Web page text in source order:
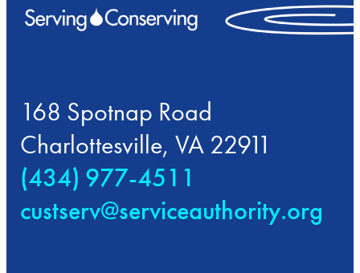
168 Spotnap Road
Charlottesville, VA 22911
(434) 977-4511
custserv@serviceauthority.org